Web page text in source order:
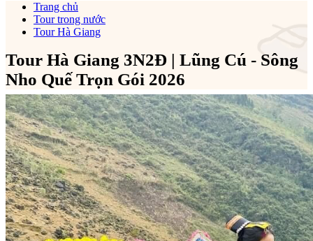
Trang chủ
Tour trong nước
Tour Hà Giang
Tour Hà Giang 3N2Đ | Lũng Cú - Sông
Nho Quế Trọn Gói 2026